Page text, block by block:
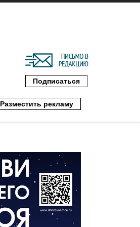
Подписаться
Разместить рекламу